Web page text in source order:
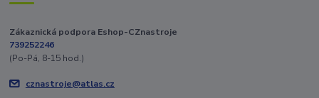
Zákaznická podpora Eshop-CZnastroje
739252246
(Po-Pá, 8-15 hod.)
cznastroje@atlas.cz